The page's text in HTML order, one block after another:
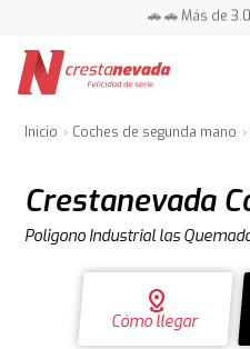
🚗 🚗 Más de
Inicio Coches de segunda mano
Crestanevada
Poligono Industrial las
distance
Cómo llegar